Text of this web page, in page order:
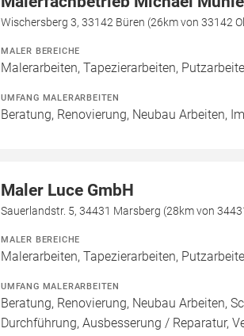
Wischersberg 3, 33142 Büren (26km von 33142
MALER BEREICHE
Malerarbeiten, Tapezierarbeiten,
UMFANG MALERARBEITEN
Beratung, Renovierung, Neubau Arbeiten,
Maler Luce GmbH
Sauerlandstr. 5, 34431 Marsberg (28km von
MALER BEREICHE
Malerarbeiten, Tapezierarbeiten,
UMFANG MALERARBEITEN
Beratung, Renovierung, Neubau Arbeiten,
Durchführung, Ausbesserung / Reparatur,